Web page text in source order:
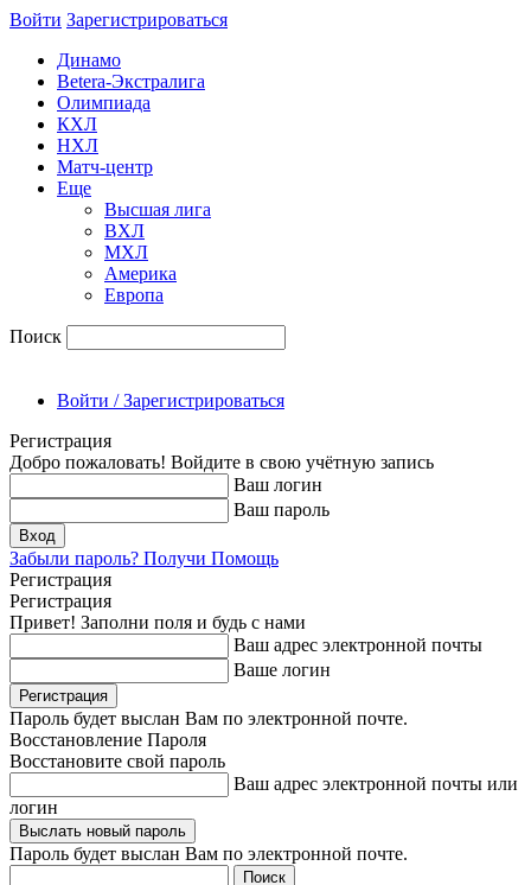
Войти Зарегиcтрироваться
Динамо
Betera-Экстралига
Олимпиада
КХЛ
НХЛ
Матч-центр
Еще
Высшая лига
ВХЛ
МХЛ
Америка
Европа
Поиск
Войти / Зарегистрироваться
Регистрация
Добро пожаловать! Войдите в свою учётную запись
Ваш логин
Ваш пароль
Забыли пароль? Получи Помощь
Регистрация
Регистрация
Привет! Заполни поля и будь с нами
Ваш адрес электронной почты
Ваше логин
Пароль будет выслан Вам по электронной почте.
Восстановление Пароля
Восстановите свой пароль
Ваш адрес электронной почты или
логин
Пароль будет выслан Вам по электронной почте.